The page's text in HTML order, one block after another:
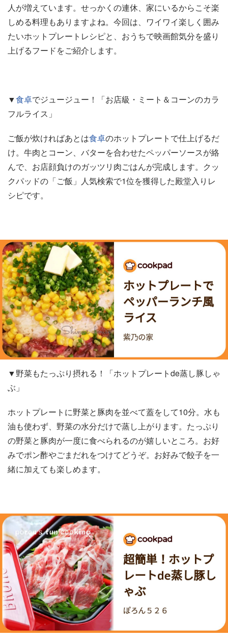
人が増えています。せっかくの連休、家にいるからこそ楽
しめる料理もありますよね。今回は、ワイワイ楽しく囲み
たいホットプレートレシピと、おうちで映画館気分を盛り
上げるフードをご紹介します。
▼食卓でジュージュー！「お店級・ミート＆コーンのカラ
フルライス」
ご飯が炊ければあとは食卓のホットプレートで仕上げるだ
け。牛肉とコーン、バターを合わせたペッパーソースが絡
んで、お店顔負けのガッツリ肉ごはんが完成します。クッ
クパッドの「ご飯」人気検索で1位を獲得した殿堂入りレ
シピです。
▼野菜もたっぷり摂れる！「ホットプレートde蒸し豚しゃ
ぶ」
ホットプレートに野菜と豚肉を並べて蓋をして10分。水も
油も使わず、野菜の水分だけで蒸し上がります。たっぷり
の野菜と豚肉が一度に食べられるのが嬉しいところ。お好
みでポン酢やごまだれをつけてどうぞ。お好みで餃子を一
緒に加えても楽しめます。